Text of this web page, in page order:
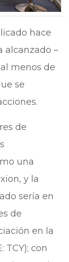
hace
alcanzado –
menos de
se
de
una
y la
sería en
de
en la
TCY); con